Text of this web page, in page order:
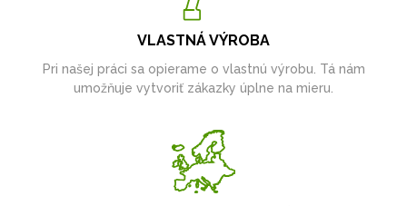
VLASTNÁ VÝROBA
Pri našej práci sa opierame o vlastnú výrobu. Tá nám
umožňuje vytvoriť zákazky úplne na mieru.